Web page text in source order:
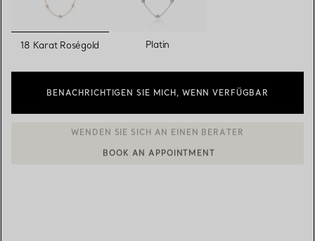
ausgewählt
18 Karat Roségold Platin
BENACHRICHTIGEN SIE MICH, WENN VERFÜGBAR
EINEN KUNDENBERATER KONTAKTIEREN ODER EINEN